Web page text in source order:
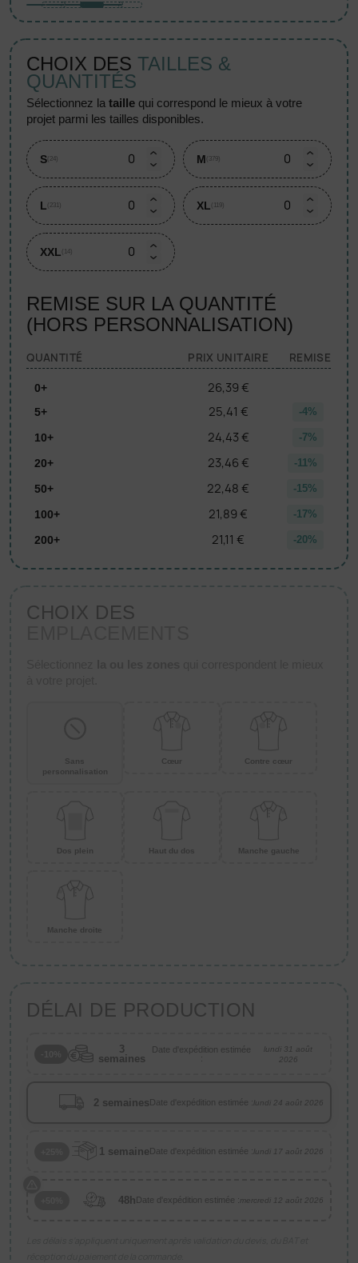
CHOIX DES TAILLES &
QUANTITÉS
sélectionnez lataille qui correspond le mieux à votre
projet parmi les tailles disponibles.
S (24) M (379)
L (231) XL (119)
XXL (14)
REMISE SUR LA QUANTITÉ
(HORS PERSONNALISATION)
QUANTITÉ PRIX UNITAIRE REMISE
0+ 26,39 €
5+ 25,41 € -4%
10+ 24,43 € -7%
20+ 23,46 € -11%
50+ 22,48 € -15%
100+ 21,89 € -17%
200+ 21,11 € -20%
CHOIX DES
Sans
personnalisation
Cœur Contre cœur
Dos plein Haut du dos Manche gauche
Manche droite
DÉLAI DE PRODUCTION
3
semaines
Date d'expédition estimée
:
lundi 31 août
2026
2 semaines Date d'expédition estimée :lundi 24 août 2026
1 semaine Date d'expédition estimée :lundi 17 août 2026
48h Date d'expédition estimée :mercredi 12 août 2026